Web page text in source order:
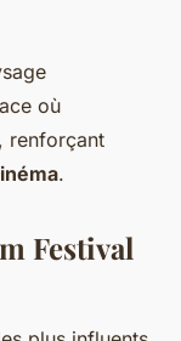
où
renforçant
.
Festival